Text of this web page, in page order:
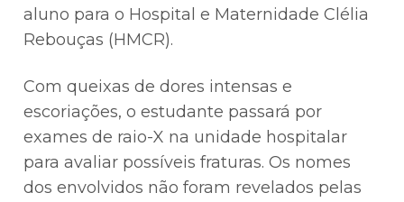
aluno para o Hospital e Maternidade Clélia
Rebouças (HMCR).
Com queixas de dores intensas e
escoriações, o estudante passará por
exames de raio-X na unidade hospitalar
para avaliar possíveis fraturas. Os nomes
dos envolvidos não foram revelados pelas